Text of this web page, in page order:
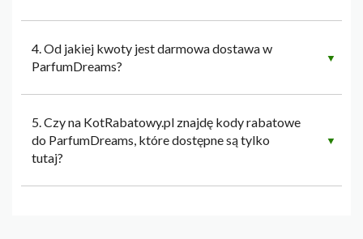
4. Od jakiej kwoty jest darmowa dostawa w
ParfumDreams?
▼
5. Czy na KotRabatowy.pl znajdę kody rabatowe
do ParfumDreams, które dostępne są tylko
tutaj?
▼